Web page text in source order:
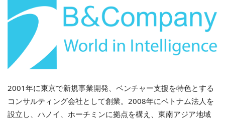
2001年に東京で新規事業開発、ベンチャー支援を特色とする
コンサルティング会社として創業。2008年にベトナム法人を
設立し、ハノイ、ホーチミンに拠点を構え、東南アジア地域